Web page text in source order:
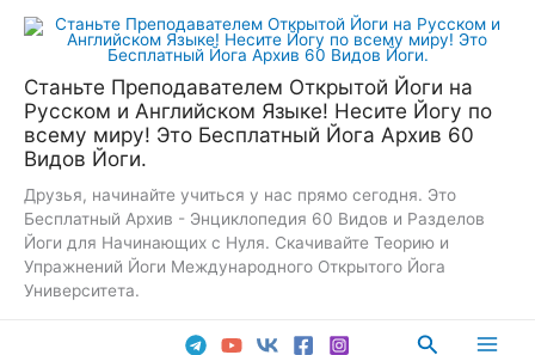
Перейти
Станьте Преподавателем Открытой Йоги на
Русском и Английском Языке! Несите Йогу по
всему миру! Это Бесплатный Йога Архив 60
Видов Йоги.
Друзья, начинайте учиться у нас прямо сегодня. Это
Бесплатный Архив - Энциклопедия 60 Видов и Разделов
Йоги для Начинающих с Нуля. Скачивайте Теорию и
Упражнений Йоги Международного Открытого Йога
Университета.
Поиск